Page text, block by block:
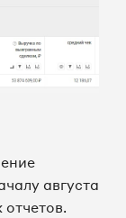
августа